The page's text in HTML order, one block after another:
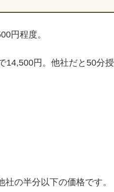
円程度。
14,500円。他社だと50分
の半分以下の価格です。